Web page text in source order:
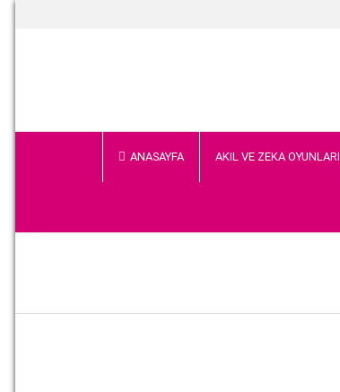
ANASAYFA AKIL VE ZEKA OYUNLARI